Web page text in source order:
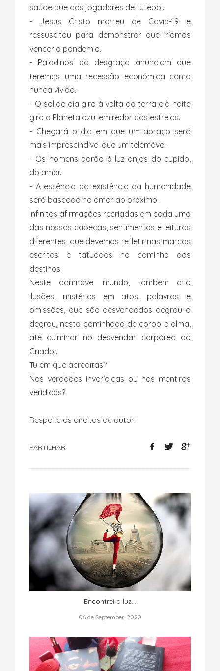
saúde que aos jogadores de futebol.
- Jesus Cristo morreu de Covid-19 e
ressuscitou para demonstrar que iríamos
vencer a pandemia.
- Paladinos da desgraça anunciam que
teremos uma recessão económica como
nunca vivida.
- O sol de dia gira à volta da terra e à noite
gira o Planeta azul em redor das estrelas.
- Chegará o dia em que um abraço será
mais imprescindível que um telemóvel.
- Os homens darão à luz anjos do cupido,
do amor.
- A essência da existência da humanidade
será baseada no amor ao próximo.
Infinitas afirmações recriadas em cada uma
das nossas cabeças, sentimentos e leituras
diferentes, que devemos refletir nas marcas
escritas e tatuadas no caminho dos
destinos.
Neste admirável mundo, também crio
ilusões, mistérios em atos, palavras e
omissões, que são desvendados degrau a
degrau, nesta caminhada de corpo e alma,
até culminar no desvendar corpóreo do
Criador.
Tu em que acreditas?
Nas verdades inverídicas ou nas mentiras
verídicas?
Respeite os direitos de autor.
PARTILHAR:
Encontrei a luz…
06 de September, 2020